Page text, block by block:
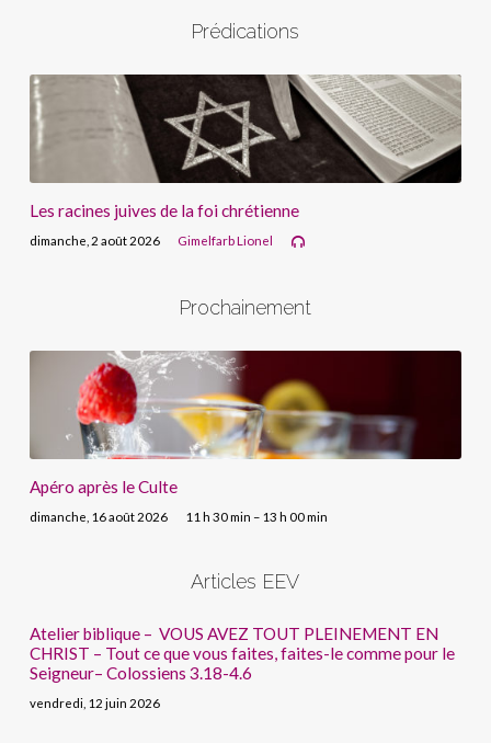
Prédications
Les racines juives de la foi chrétienne
dimanche, 2 août 2026 Gimelfarb Lionel
Prochainement
Apéro après le Culte
dimanche, 16 août 2026 11 h 30 min – 13 h 00 min
Articles EEV
Atelier biblique – VOUS AVEZ TOUT PLEINEMENT EN
CHRIST – Tout ce que vous faites, faites-le comme pour le
Seigneur– Colossiens 3.18-4.6
vendredi, 12 juin 2026